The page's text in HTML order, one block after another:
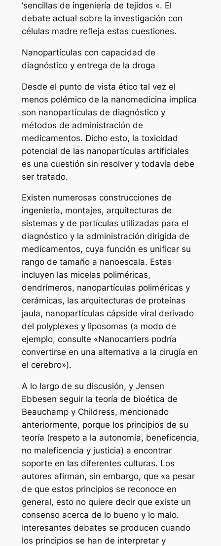
‘sencillas de ingeniería de tejidos «. El
debate actual sobre la investigación con
células madre refleja estas cuestiones.
Nanopartículas con capacidad de
diagnóstico y entrega de la droga
Desde el punto de vista ético tal vez el
menos polémico de la nanomedicina implica
son nanopartículas de diagnóstico y
métodos de administración de
medicamentos. Dicho esto, la toxicidad
potencial de las nanopartículas artificiales
es una cuestión sin resolver y todavía debe
ser tratado.
Existen numerosas construcciones de
ingeniería, montajes, arquitecturas de
sistemas y de partículas utilizadas para el
diagnóstico y la administración dirigida de
medicamentos, cuya función es unificar su
rango de tamaño a nanoescala. Estas
incluyen las micelas poliméricas,
dendrímeros, nanopartículas poliméricas y
cerámicas, las arquitecturas de proteínas
jaula, nanopartículas cápside viral derivado
del polyplexes y liposomas (a modo de
ejemplo, consulte «Nanocarriers podría
convertirse en una alternativa a la cirugía en
el cerebro»).
A lo largo de su discusión, y Jensen
Ebbesen seguir la teoría de bioética de
Beauchamp y Childress, mencionado
anteriormente, porque los principios de su
teoría (respeto a la autonomía, beneficencia,
no maleficencia y justicia) a encontrar
soporte en las diferentes culturas. Los
autores afirman, sin embargo, que «a pesar
de que estos principios se reconoce en
general, esto no quiere decir que existe un
consenso acerca de lo bueno y lo malo.
Interesantes debates se producen cuando
los principios se han de interpretar y